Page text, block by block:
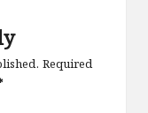
Required